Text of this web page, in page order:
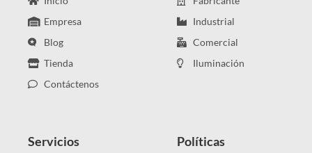
Empresa
Blog
Tienda
Contáctenos
Industrial
Comercial
Iluminación
Servicios Políticas